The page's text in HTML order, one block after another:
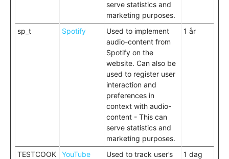
serve statistics and
marketing purposes.
sp_t Spotify
Used to implement
audio-content from
Spotify on the
website. Can also be
used to register user
interaction and
preferences in
context with audio-
content - This can
serve statistics and
marketing purposes.
1 år
TESTCOOK
YouTube
Used to track user’s
1 dag